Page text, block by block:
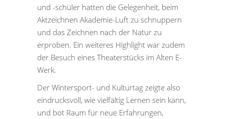
und -schüler hatten die Gelegenheit, beim
Aktzeichnen Akademie-Luft zu schnuppern
und das Zeichnen nach der Natur zu
erproben. Ein weiteres Highlight war zudem
der Besuch eines Theaterstücks im Alten E-
Werk.
Der Wintersport- und Kulturtag zeigte also
eindrucksvoll, wie vielfältig Lernen sein kann,
und bot Raum für neue Erfahrungen,